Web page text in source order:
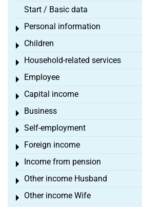
Start / Basic data
Personal information
Toggle menu
Children
Toggle menu
Household-related services
Toggle menu
Employee
Toggle menu
Capital income
Toggle menu
Business
Toggle menu
Self-employment
Toggle menu
Foreign income
Toggle menu
Income from pension
Toggle menu
Other income Husband
Toggle menu
Other income Wife
Toggle menu